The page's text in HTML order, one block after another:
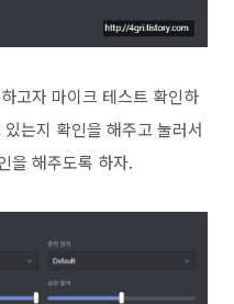
고자 마이크 테스트 확인하
는지 확인을 해주고 눌러서
을 해주도록 하자.